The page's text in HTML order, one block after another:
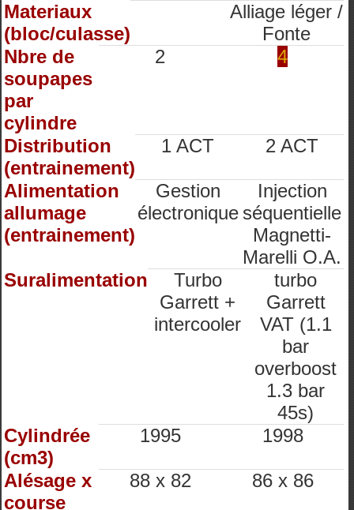
Materiaux
(bloc/culasse)
Alliage léger /
Fonte
Nbre de
soupapes
par
cylindre
2 4
Distribution
(entrainement)
1 ACT 2 ACT
Alimentation
allumage
(entrainement)
Gestion
électronique
Injection
séquentielle
Magnetti-
Marelli O.A.
Suralimentation
Turbo
Garrett +
intercooler
turbo
Garrett
VAT (1.1
bar
overboost
1.3 bar
45s)
Cylindrée
(cm3)
1995 1998
Alésage x
course
88 x 82 86 x 86